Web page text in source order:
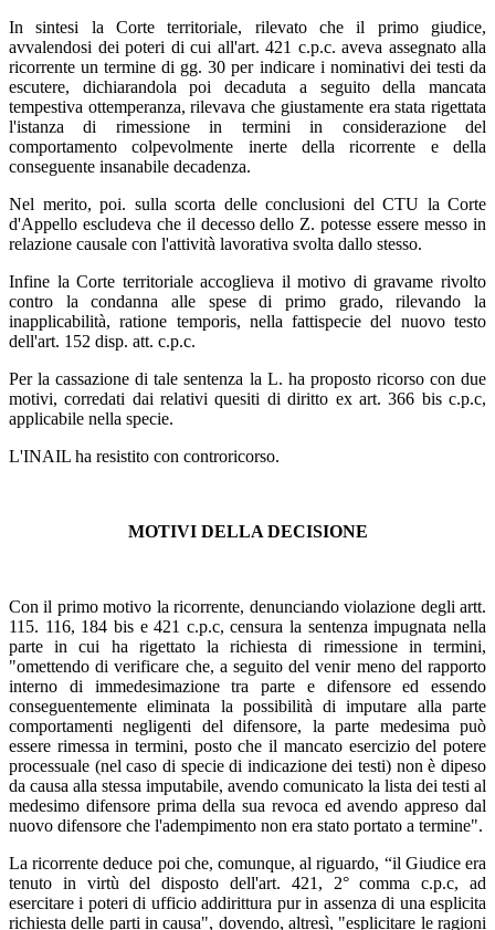
In sintesi la Corte territoriale, rilevato che il primo giudice,
avvalendosi dei poteri di cui all'art. 421 c.p.c. aveva assegnato alla
ricorrente un termine di gg. 30 per indicare i nominativi dei testi da
escutere, dichiarandola poi decaduta a seguito della mancata
tempestiva ottemperanza, rilevava che giustamente era stata rigettata
l'istanza di rimessione in termini in considerazione del
comportamento colpevolmente inerte della ricorrente e della
conseguente insanabile decadenza.
Nel merito, poi. sulla scorta delle conclusioni del CTU la Corte
d'Appello escludeva che il decesso dello Z. potesse essere messo in
relazione causale con l'attività lavorativa svolta dallo stesso.
Infine la Corte territoriale accoglieva il motivo di gravame rivolto
contro la condanna alle spese di primo grado, rilevando la
inapplicabilità, ratione temporis, nella fattispecie del nuovo testo
dell'art. 152 disp. att. c.p.c.
Per la cassazione di tale sentenza la L. ha proposto ricorso con due
motivi, corredati dai relativi quesiti di diritto ex art. 366 bis c.p.c,
applicabile nella specie.
L'INAIL ha resistito con controricorso.
MOTIVI DELLA DECISIONE
Con il primo motivo la ricorrente, denunciando violazione degli artt.
115. 116, 184 bis e 421 c.p.c, censura la sentenza impugnata nella
parte in cui ha rigettato la richiesta di rimessione in termini,
"omettendo di verificare che, a seguito del venir meno del rapporto
interno di immedesimazione tra parte e difensore ed essendo
conseguentemente eliminata la possibilità di imputare alla parte
comportamenti negligenti del difensore, la parte medesima può
essere rimessa in termini, posto che il mancato esercizio del potere
processuale (nel caso di specie di indicazione dei testi) non è dipeso
da causa alla stessa imputabile, avendo comunicato la lista dei testi al
medesimo difensore prima della sua revoca ed avendo appreso dal
nuovo difensore che l'adempimento non era stato portato a termine".
La ricorrente deduce poi che, comunque, al riguardo, “il Giudice era
tenuto in virtù del disposto dell'art. 421, 2° comma c.p.c, ad
esercitare i poteri di ufficio addirittura pur in assenza di una esplicita
richiesta delle parti in causa", dovendo, altresì, "esplicitare le ragioni